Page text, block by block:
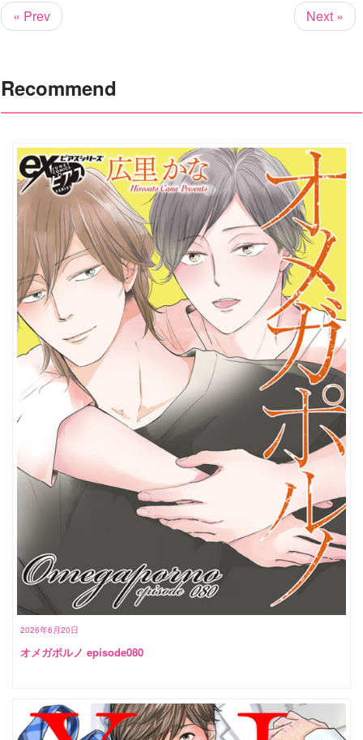
« Prev Next »
Recommend
2026年6月20日
オメガポルノ episode080